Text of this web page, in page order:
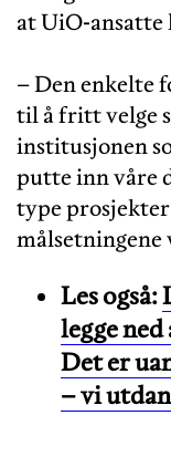
at UiO-
– Den enkelte
til å fritt velge
institusjonen
putte inn våre
type
målsetningene
Les også:
legge
Det er
– vi